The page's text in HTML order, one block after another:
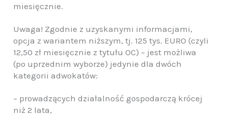
miesięcznie.
Uwaga! Zgodnie z uzyskanymi informacjami,
opcja z wariantem niższym, tj. 125 tys. EURO (czyli
12,50 zł miesięcznie z tytułu OC) – jest możliwa
(po uprzednim wyborze) jedynie dla dwóch
kategorii adwokatów:
– prowadzących działalność gospodarczą krócej
niż 2 lata,